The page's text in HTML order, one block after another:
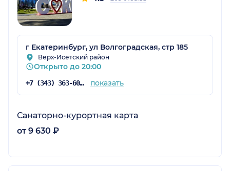
г Екатеринбург, ул Волгоградская, стр 185
Верх-Исетский район
Открыто до 20:00
+7 (343) 363-60-06 показать
Санаторно-курортная карта
от 9 630 ₽